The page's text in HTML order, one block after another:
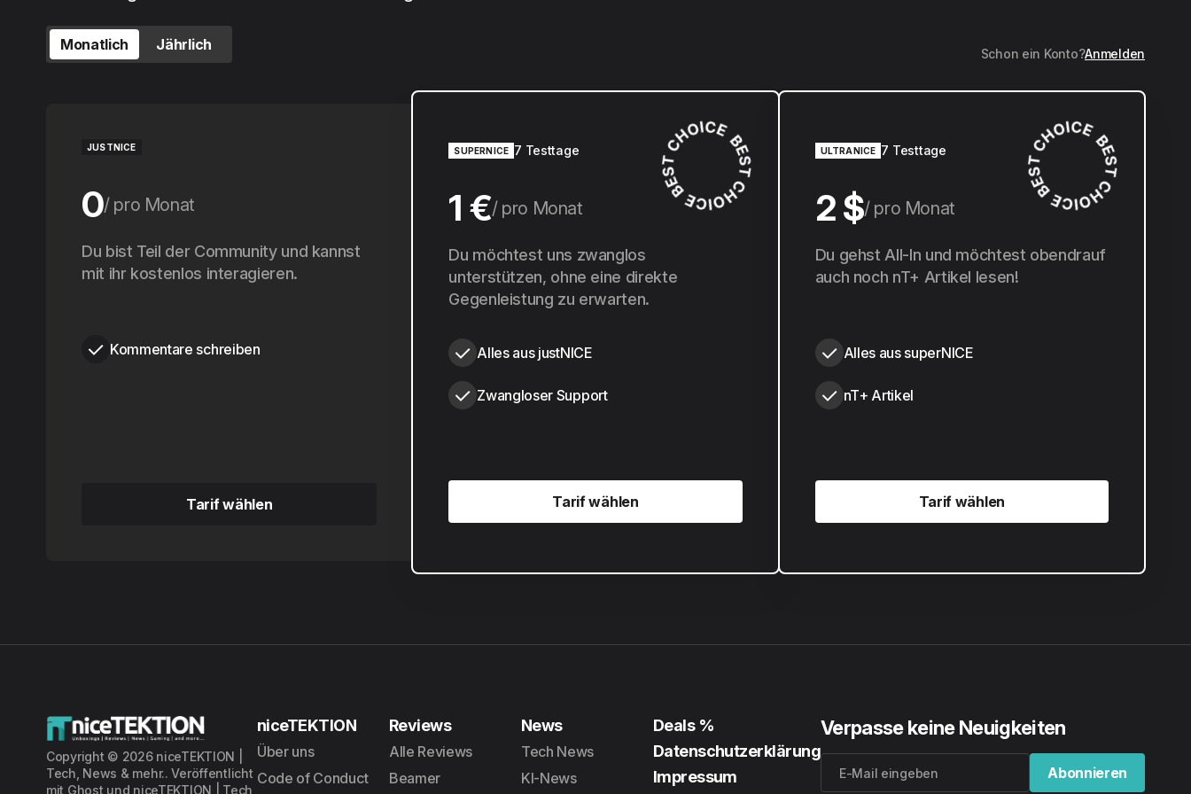
Monatlich Jährlich
Schon ein Konto?Anmelden
JUSTNICE
0 pro Monat
0 pro Jahr
Du bist Teil der Community und kannst
mit ihr kostenlos interagieren.
Kommentare schreiben
Tarif wählen
SUPERNICE 7 Testtage
1 € pro Monat
10 € pro Jahr
Du möchtest uns zwanglos
unterstützen, ohne eine direkte
Gegenleistung zu erwarten.
Alles aus justNICE
Zwangloser Support
Tarif wählen
Tarif wählen
ULTRANICE 7 Testtage
2 $ pro Monat
20 $ pro Jahr
Du gehst All-In und möchtest obendrauf
auch noch nT+ Artikel lesen!
Alles aus superNICE
nT+ Artikel
Tarif wählen
Tarif wählen
Copyright © 2026 niceTEKTION |
Tech, News & mehr.. Veröffentlicht
mit Ghost und niceTEKTION | Tech,
niceTEKTION
Über uns
Code of Conduct
Reviews
Alle Reviews
Beamer
News
Tech News
KI-News
Deals %
Datenschutzerklärung
Impressum
Verpasse keine Neuigkeiten
Abonnieren